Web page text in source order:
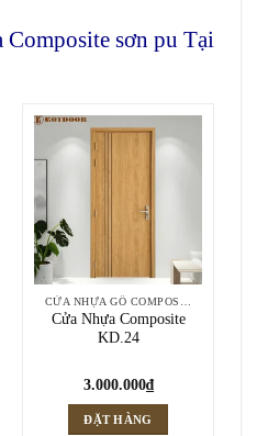
Composite sơn pu Tại
Cửa Nhựa Composite
KD.24
3.000.000₫
ĐẶT HÀNG